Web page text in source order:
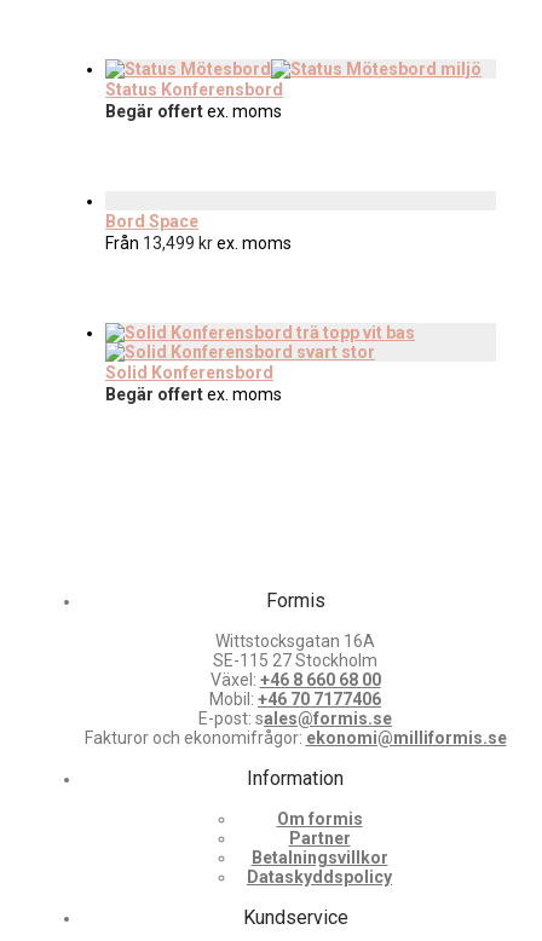
Status Konferensbord
Begär offertex. moms
Bord Space
Från 13,499 krex. moms
Solid Konferensbord
Begär offertex. moms
Formis
Wittstocksgatan 16A
SE-115 27 Stockholm
Växel: +46 8 660 68 00
Mobil: +46 70 7177406
E-post: sales@formis.se
Fakturor och ekonomifrågor: ekonomi@milliformis.se
Information
Om formis
Partner
Betalningsvillkor
Dataskyddspolicy
Kundservice